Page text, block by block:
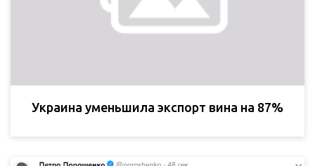
Украина уменьшила экспорт вина на 87%